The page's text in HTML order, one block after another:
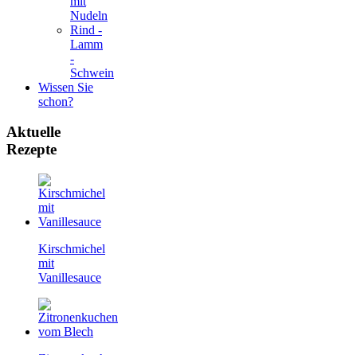
Nudeln
Rind -
Lamm
-
Schwein
Wissen Sie
schon?
Aktuelle
Rezepte
Kirschmichel
mit
Vanillesauce